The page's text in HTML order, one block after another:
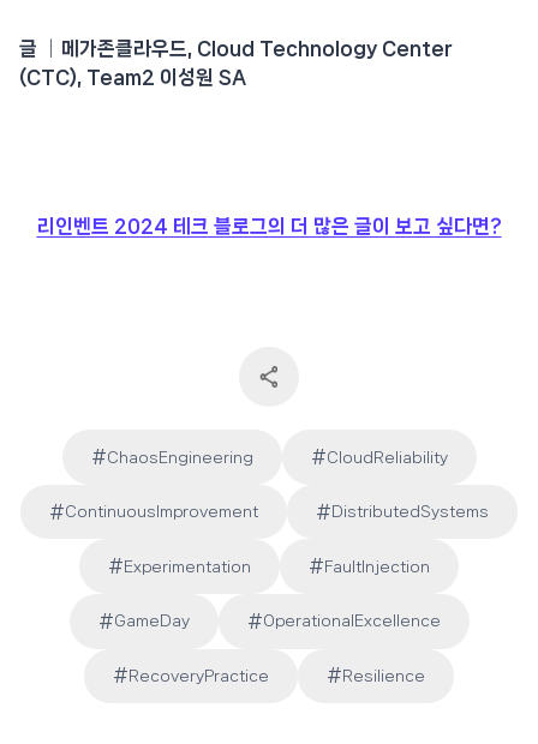
글 │메가존클라우드, Cloud Technology Center
(CTC), Team2 이성원 SA
리인벤트 2024 테크 블로그의 더 많은 글이 보고 싶다면?
Post
#ChaosEngineering #CloudReliability
#ContinuousImprovement # DistributedSystems
#Experimentation #FaultInjection
#GameDay #OperationalExcellence
# RecoveryPractice # Resilience